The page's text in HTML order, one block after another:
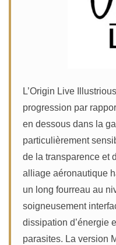
L’Origin Live
progression par
en dessous dans la
particulièrement
de la transparence et
alliage aéronautique
un long fourreau au
soigneusement
dissipation d’énergie
parasites. La version